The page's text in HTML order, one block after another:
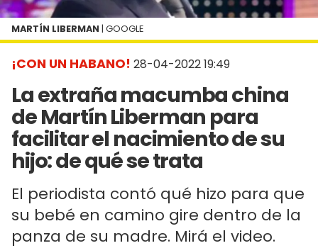
¡CON UN HABANO! 28-04-2022 19:49
La extraña macumba china
de Martín Liberman para
facilitar el nacimiento de su
hijo: de qué se trata
El periodista contó qué hizo para que
su bebé en camino gire dentro de la
panza de su madre. Mirá el video.
MARTÍN LIBERMAN | GOOGLE